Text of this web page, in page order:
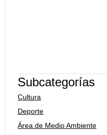
Subcategorías
Cultura
Deporte
Área de Medio Ambiente